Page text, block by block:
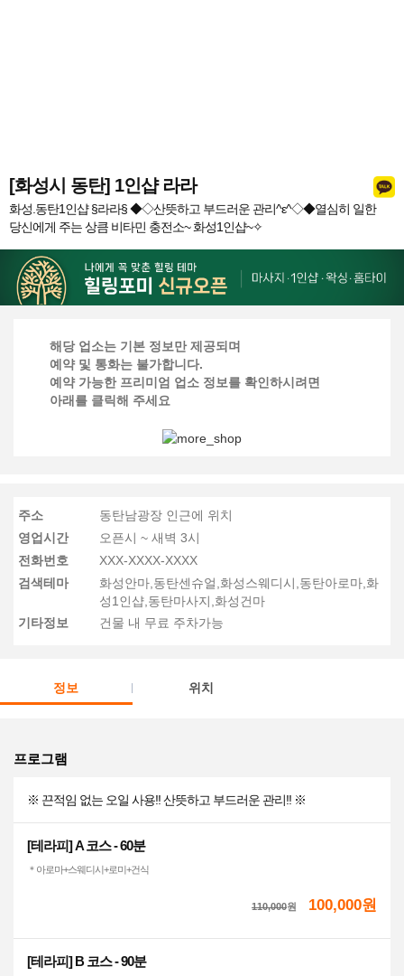
[화성시 동탄] 1인샵 라라
화성.동탄1인샵 §라라§ ◆◇산뜻하고 부드러운 관리^ε^◇◆​열심히 일한
당신에게 주는 상큼 비타민 충전소~ 화성1인샵~✧
해당 업소는 기본 정보만 제공되며
예약 및 통화는 불가합니다.
예약 가능한 프리미엄 업소 정보를 확인하시려면
아래를 클릭해 주세요
주소
동탄 남광장 인근에 위치
영업시간
오픈시 ~ 새벽 3시
전화번호
XXX-XXXX-XXXX
검색테마
화성안마,동탄센슈얼,화성스웨디시,동탄아로마,화
성1인샵,동탄마사지,화성건마
기타정보
건물 내 무료 주차가능
정보 위치
프로그램
※ 끈적임 없는 오일 사용!! 산뜻하고 부드러운 관리!! ※
[테라피] A 코스 - 60분
＊아로마+스웨디시+로미+건식
110,000원 100,000원
[테라피] B 코스 - 90분